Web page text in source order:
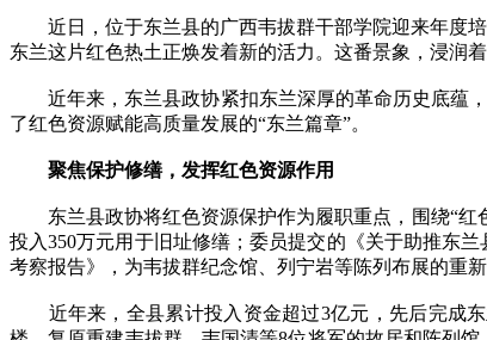
近日，位于东兰县的广西韦拔群干部学院迎来年度培
东兰这片红色热土正焕发着新的活力。这番景象，浸润
近年来，东兰县政协紧扣东兰深厚的革命历史底蕴，
了红色资源赋能高质量发展的“东兰篇章”。
聚焦保护修缮，发挥红色资源作用
东兰县政协将红色资源保护作为履职重点，围绕“红
投入350万元用于旧址修缮；委员提交的《关于助推东
考察报告》，为韦拔群纪念馆、列宁岩等陈列布展的重新
近年来，全县累计投入资金超过3亿元，先后完成东